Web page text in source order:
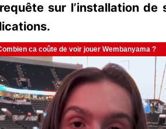
sur l’installation de